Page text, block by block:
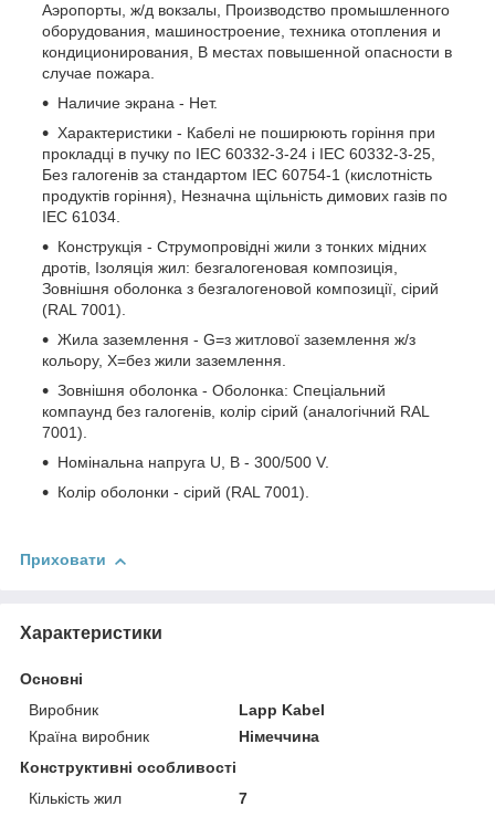
Аэропорты, ж/д вокзалы, Производство промышленного
оборудования, машиностроение, техника отопления и
кондиционирования, В местах повышенной опасности в
случае пожара.
Наличие экрана - Нет.
Характеристики - Кабелі не поширюють горіння при
прокладці в пучку по IEC 60332-3-24 і IEC 60332-3-25,
Без галогенів за стандартом IEC 60754-1 (кислотність
продуктів горіння), Незначна щільність димових газів по
IEC 61034.
Конструкція - Струмопровідні жили з тонких мідних
дротів, Ізоляція жил: безгалогеновая композиція,
Зовнішня оболонка з безгалогеновой композиції, сірий
(RAL 7001).
Жила заземлення - G=з житлової заземлення ж/з
кольору, Х=без жили заземлення.
Зовнішня оболонка - Оболонка: Спеціальний
компаунд без галогенів, колір сірий (аналогічний RAL
7001).
Номінальна напруга U, В - 300/500 V.
Колір оболонки - сірий (RAL 7001).
Приховати
Характеристики
Основні
Виробник
Lapp Kabel
Країна виробник
Німеччина
Конструктивні особливості
Кількість жил
7